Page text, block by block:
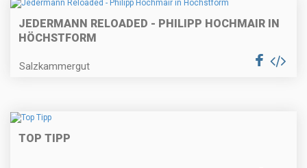
JEDERMANN RELOADED - PHILIPP HOCHMAIR IN
HÖCHSTFORM
Salzkammergut
TOP TIPP